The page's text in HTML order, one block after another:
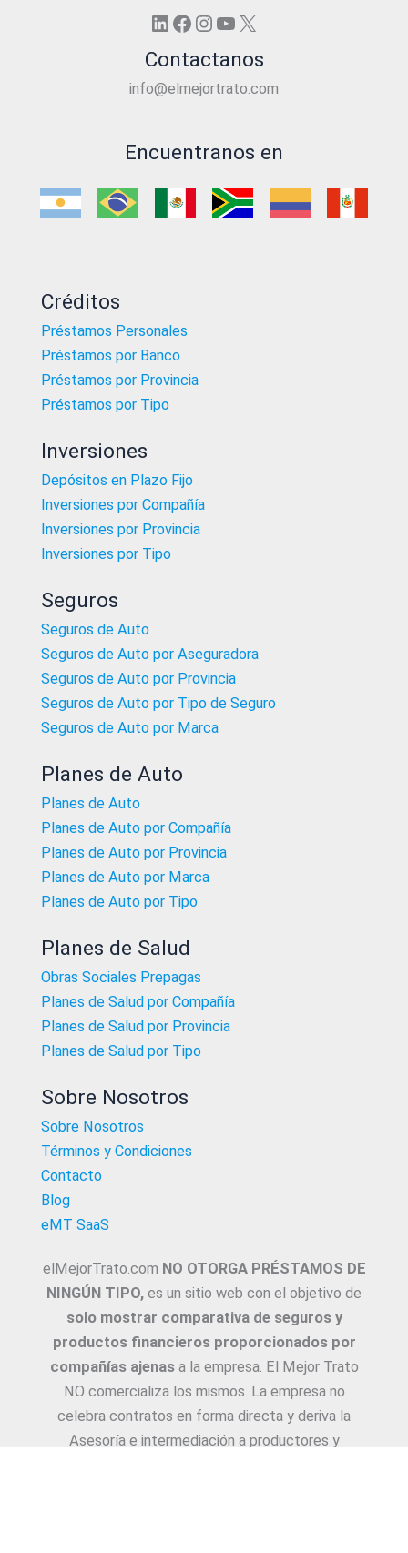
LinkedIn
Facebook
Instagram
YouTube
X
Contactanos
info@elmejortrato.com
Encuentranos en
Créditos
Préstamos Personales
Préstamos por Banco
Préstamos por Provincia
Préstamos por Tipo
Inversiones
Depósitos en Plazo Fijo
Inversiones por Compañía
Inversiones por Provincia
Inversiones por Tipo
Seguros
Seguros de Auto
Seguros de Auto por Aseguradora
Seguros de Auto por Provincia
Seguros de Auto por Tipo de Seguro
Seguros de Auto por Marca
Planes de Auto
Planes de Auto
Planes de Auto por Compañía
Planes de Auto por Provincia
Planes de Auto por Marca
Planes de Auto por Tipo
Planes de Salud
Obras Sociales Prepagas
Planes de Salud por Compañía
Planes de Salud por Provincia
Planes de Salud por Tipo
Sobre Nosotros
Sobre Nosotros
Términos y Condiciones
Contacto
Blog
eMT SaaS
elMejorTrato.com NO OTORGA PRÉSTAMOS DE
NINGÚN TIPO, es un sitio web con el objetivo de
solo mostrar comparativa de seguros y
productos financieros proporcionados por
compañías ajenasa la empresa. El Mejor Trato
NO comercializa los mismos. La empresa no
celebra contratos en forma directa y deriva la
Asesoría e intermediación a productores y